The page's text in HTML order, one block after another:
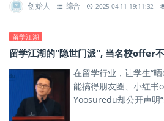
创始人 综合 2025-04-11 19:11:32
留学江湖
留学江湖的"隐世门派", 当名校offer
在留学行业，让学生“
能搞得朋友圈、小红书
Yoosuredu却公开声明